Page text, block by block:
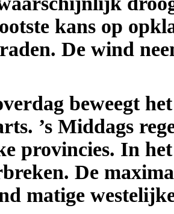
kans op
De wind
beweegt
’s Middags
provincies. In
De
matige